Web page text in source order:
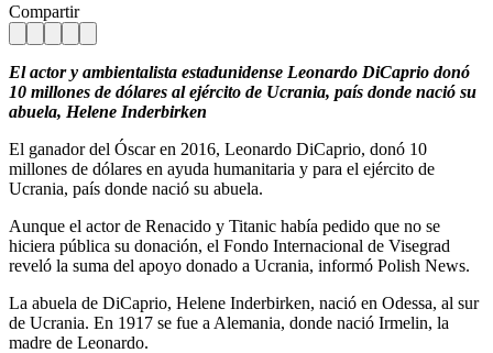
Compartir
El actor y ambientalista estadunidense Leonardo DiCaprio donó
10 millones de dólares al ejército de Ucrania, país donde nació su
abuela, Helene Inderbirken
El ganador del Óscar en 2016, Leonardo DiCaprio, donó 10
millones de dólares en ayuda humanitaria y para el ejército de
Ucrania, país donde nació su abuela.
Aunque el actor de Renacido y Titanic había pedido que no se
hiciera pública su donación, el Fondo Internacional de Visegrad
reveló la suma del apoyo donado a Ucrania, informó Polish News.
La abuela de DiCaprio, Helene Inderbirken, nació en Odessa, al sur
de Ucrania. En 1917 se fue a Alemania, donde nació Irmelin, la
madre de Leonardo.